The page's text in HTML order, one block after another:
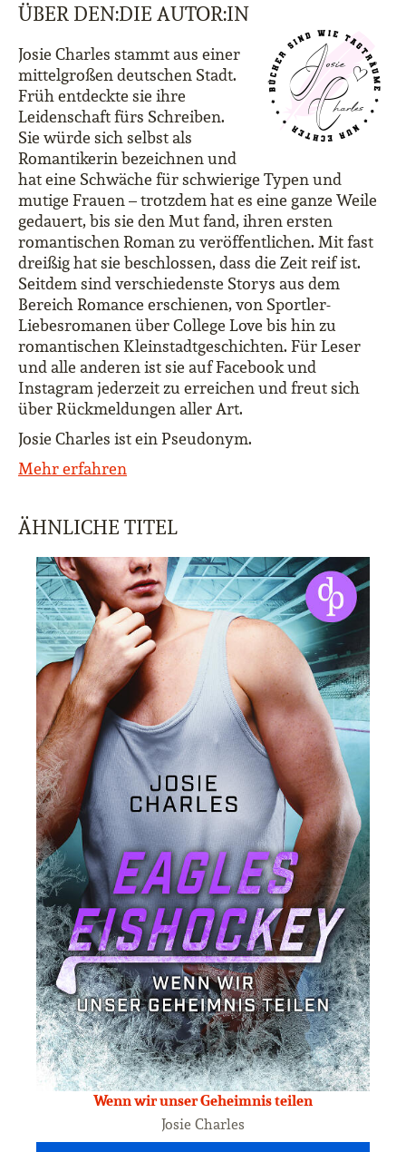
ÜBER DEN:DIE AUTOR:IN
Josie Charles stammt aus einer
mittelgroßen deutschen Stadt.
Früh entdeckte sie ihre
Leidenschaft fürs Schreiben.
Sie würde sich selbst als
Romantikerin bezeichnen und
hat eine Schwäche für schwierige Typen und
mutige Frauen – trotzdem hat es eine ganze Weile
gedauert, bis sie den Mut fand, ihren ersten
romantischen Roman zu veröffentlichen. Mit fast
dreißig hat sie beschlossen, dass die Zeit reif ist.
Seitdem sind verschiedenste Storys aus dem
Bereich Romance erschienen, von Sportler-
Liebesromanen über College Love bis hin zu
romantischen Kleinstadtgeschichten. Für Leser
und alle anderen ist sie auf Facebook und
Instagram jederzeit zu erreichen und freut sich
über Rückmeldungen aller Art.
Josie Charles ist ein Pseudonym.
Mehr erfahren
ÄHNLICHE TITEL
Wenn wir unser Geheimnis teilen
Josie Charles